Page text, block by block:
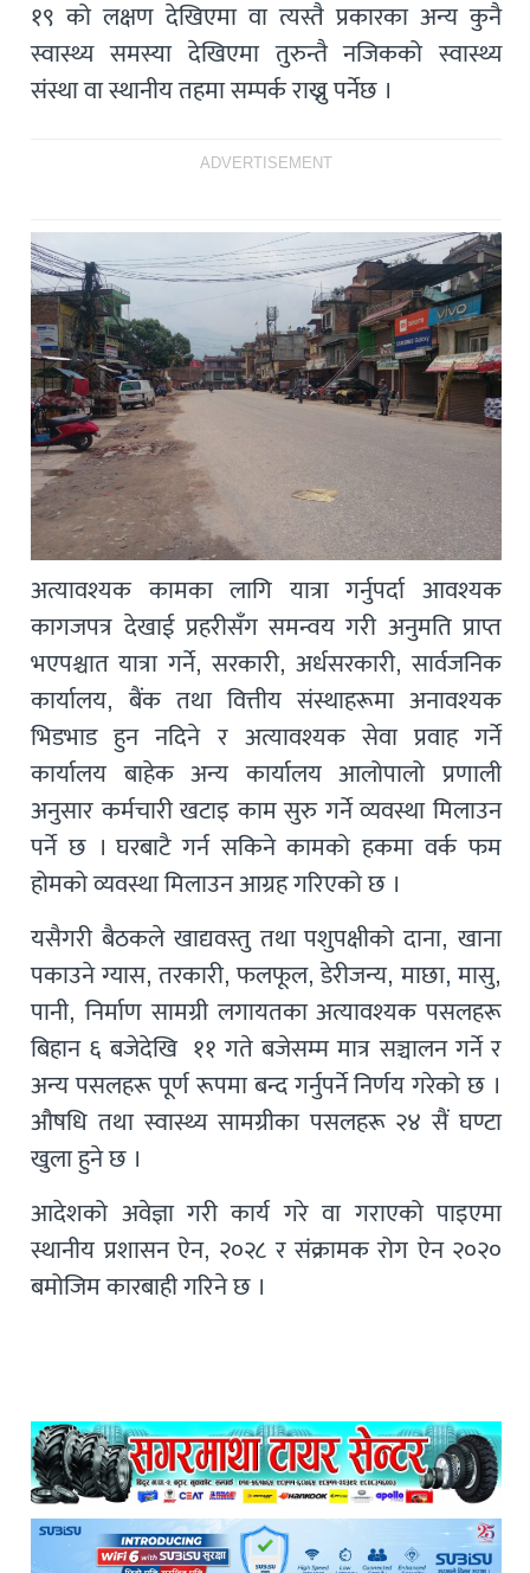
१९ को लक्षण देखिएमा वा त्यस्तै प्रकारका अन्य कुनै
स्वास्थ्य समस्या देखिएमा तुरुन्तै नजिकको स्वास्थ्य
संस्था वा स्थानीय तहमा सम्पर्क राख्नु पर्नेछ ।
ADVERTISEMENT
अत्यावश्यक कामका लागि यात्रा गर्नुपर्दा आवश्यक
कागजपत्र देखाई प्रहरीसँग समन्वय गरी अनुमति प्राप्त
भएपश्चात यात्रा गर्ने, सरकारी, अर्धसरकारी, सार्वजनिक
कार्यालय, बैंक तथा वित्तीय संस्थाहरूमा अनावश्यक
भिडभाड हुन नदिने र अत्यावश्यक सेवा प्रवाह गर्ने
कार्यालय बाहेक अन्य कार्यालय आलोपालो प्रणाली
अनुसार कर्मचारी खटाइ काम सुरु गर्ने व्यवस्था मिलाउन
पर्ने छ । घरबाटै गर्न सकिने कामको हकमा वर्क फम
होमको व्यवस्था मिलाउन आग्रह गरिएको छ ।
यसैगरी बैठकले खाद्यवस्तु तथा पशुपक्षीको दाना, खाना
पकाउने ग्यास, तरकारी, फलफूल, डेरीजन्य, माछा, मासु,
पानी, निर्माण सामग्री लगायतका अत्यावश्यक पसलहरू
बिहान ६ बजेदेखि ११ गते बजेसम्म मात्र सञ्चालन गर्ने र
अन्य पसलहरू पूर्ण रूपमा बन्द गर्नुपर्ने निर्णय गरेको छ ।
औषधि तथा स्वास्थ्य सामग्रीका पसलहरू २४ सैं घण्टा
खुला हुने छ ।
आदेशको अवेज्ञा गरी कार्य गरे वा गराएको पाइएमा
स्थानीय प्रशासन ऐन, २०२८ र संक्रामक रोग ऐन २०२०
बमोजिम कारबाही गरिने छ ।